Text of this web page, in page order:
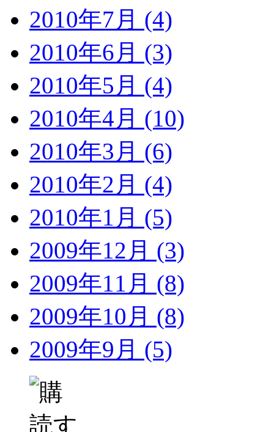
2010年7月 (4)
2010年6月 (3)
2010年5月 (4)
2010年4月 (10)
2010年3月 (6)
2010年2月 (4)
2010年1月 (5)
2009年12月 (3)
2009年11月 (8)
2009年10月 (8)
2009年9月 (5)